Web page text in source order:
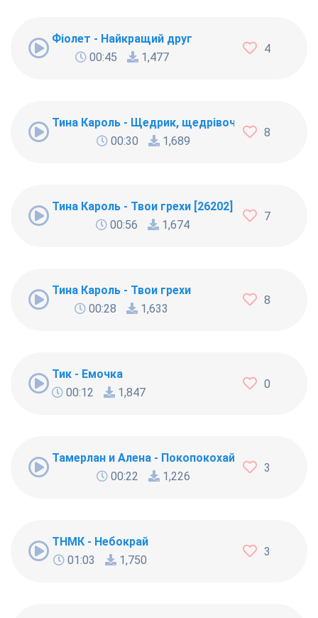
Фіолет - Найкращий друг
00:45
1,477
4
Тина Кароль - Щедрик, щедрівочка
00:30
1,689
8
Тина Кароль - Твои грехи [26202]
00:56
1,674
7
Тина Кароль - Твои грехи
00:28
1,633
8
Тик - Емочка
00:12
1,847
0
Тамерлан и Алена - Покопокохай
00:22
1,226
3
ТНМК - Небокрай
01:03
1,750
3